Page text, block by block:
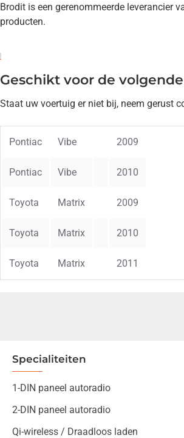
Brodit is een gerenommeerde leverancier
producten.
Geschikt voor de
Staat uw voertuig er niet bij, neem gerust
Pontiac Vibe 2009
Pontiac Vibe 2010
Toyota Matrix 2009
Toyota Matrix 2010
Toyota Matrix 2011
Specialiteiten
1-DIN paneel autoradio
2-DIN paneel autoradio
Qi-wireless / Draadloos laden